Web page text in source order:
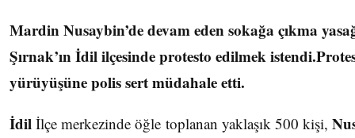
Mardin Nusaybin’de devam eden sokağa çıkma
Şırnak’ın İdil ilçesinde protesto edilmek
yürüyüşüne polis sert müdahale etti.
İdil İlçe merkezinde öğle toplanan yaklaşık 500 kişi,